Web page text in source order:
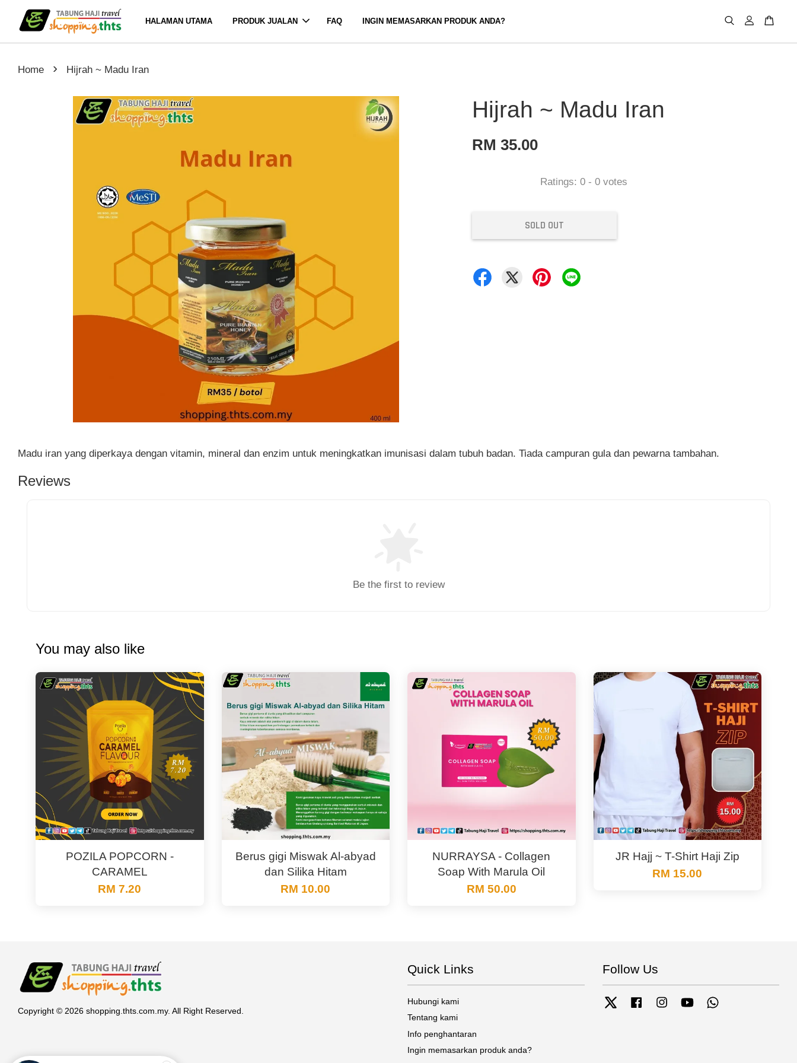
HALAMAN UTAMA PRODUK JUALAN FAQ INGIN MEMASARKAN PRODUK ANDA?
Home › Hijrah ~ Madu Iran
Hijrah ~ Madu Iran
RM 35.00
Ratings:0 -0 votes
SOLD OUT
Madu iran yang diperkaya dengan vitamin, mineral dan enzim untuk meningkatkan imunisasi dalam tubuh badan. Tiada campuran gula dan pewarna tambahan.
Reviews
Be the first to review
You may also like
POZILA POPCORN -
CARAMEL
RM 7.20
Berus gigi Miswak Al-abyad
dan Silika Hitam
RM 10.00
NURRAYSA - Collagen
Soap With Marula Oil
RM 50.00
JR Hajj ~ T-Shirt Haji Zip
RM 15.00
Copyright © 2026 shopping.thts.com.my. All Right Reserved.
Quick Links
Hubungi kami
Tentang kami
Info penghantaran
Ingin memasarkan produk anda?
Follow Us
Twitter FacebookInstagramYouTube